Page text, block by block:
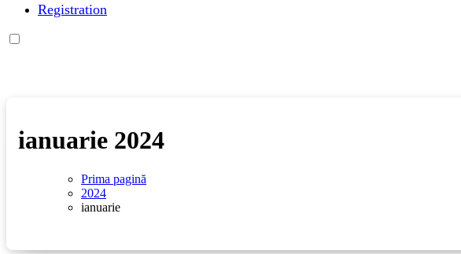
Registration
ianuarie 2024
Prima pagină
2024
ianuarie